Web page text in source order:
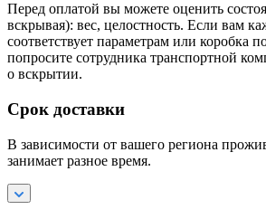
Перед оплатой вы можете оценить
вскрывая): вес, целостность. Если вам
соответствует параметрам или коробка
попросите сотрудника транспортной
о вскрытии.
Срок доставки
В зависимости от вашего региона
занимает разное время.